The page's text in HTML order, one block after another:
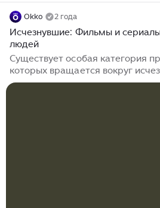
Okko 2 года
Исчезнувшие: Фильмы и
людей
Существует особая категория
которых вращается вокруг
людей. Чаще всего такие